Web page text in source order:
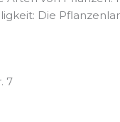
Die
7